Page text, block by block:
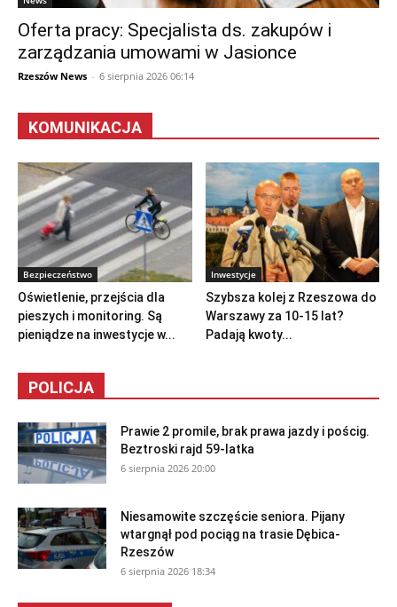
Oferta pracy: Specjalista ds. zakupów i
zarządzania umowami w Jasionce
Rzeszów News - 6 sierpnia 2026 06:14
KOMUNIKACJA
Bezpieczeństwo
Oświetlenie, przejścia dla
pieszych i monitoring. Są
pieniądze na inwestycje w...
Inwestycje
Szybsza kolej z Rzeszowa do
Warszawy za 10-15 lat?
Padają kwoty...
POLICJA
Prawie 2 promile, brak prawa jazdy i pościg.
Beztroski rajd 59-latka
6 sierpnia 2026 20:00
Niesamowite szczęście seniora. Pijany
wtargnął pod pociąg na trasie Dębica-
Rzeszów
6 sierpnia 2026 18:34